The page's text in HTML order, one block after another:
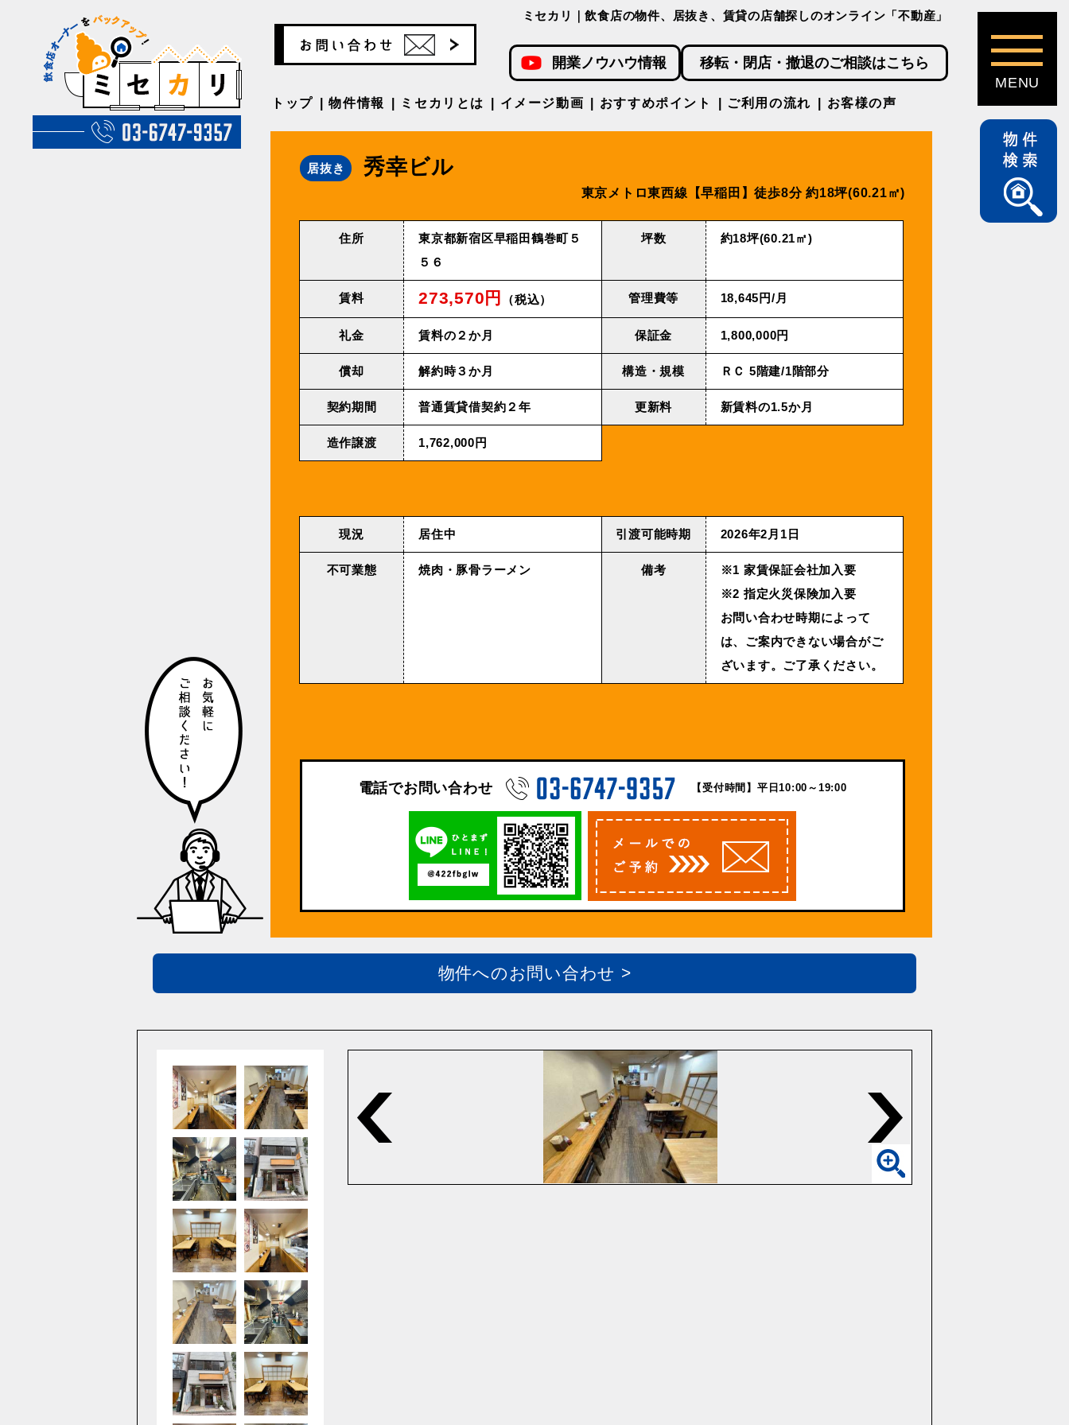
ミセカリ｜飲食店の物件、居抜き、賃貸の店舗探しのオンライン「不動産」
開業ノウハウ情報 移転・閉店・撤退のご相談はこちら
トップ 物件情報 ミセカリとは イメージ動画 おすすめポイント ご利用の流れ お客様の声
居抜き 秀幸ビル
東京メトロ東⻄線【早稲⽥】徒歩8分 約18坪(60.21㎡)
住所
東京都新宿区早稲田鶴巻町５
５６
坪数 約18坪(60.21㎡)
賃料 273,570円 （税込） 管理費等 18,645円/⽉
礼金 賃料の２か月 保証金 1,800,000円
償却 解約時３か月 構造・規模 ＲＣ 5階建/1階部分
契約期間 普通賃貸借契約２年 更新料 新賃料の1.5か月
造作譲渡 1,762,000円
現況 居住中 引渡可能時期 2026年2⽉1⽇
不可業態 焼肉・豚骨ラーメン 備考
※1 家賃保証会社加入要
※2 指定火災保険加入要
お問い合わせ時期によって
は、ご案内できない場合がご
ざいます。ご了承ください。
電話でお問い合わせ 【受付時間】平日10:00～19:00
物件へのお問い合わせ >